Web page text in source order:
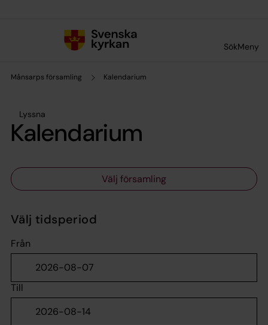
SökMeny
Månsarps församling Kalendarium
Lyssna
Kalendarium
Välj församling
Välj tidsperiod
Från
Till